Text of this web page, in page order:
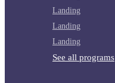
Landing
Landing
Landing
See all programs